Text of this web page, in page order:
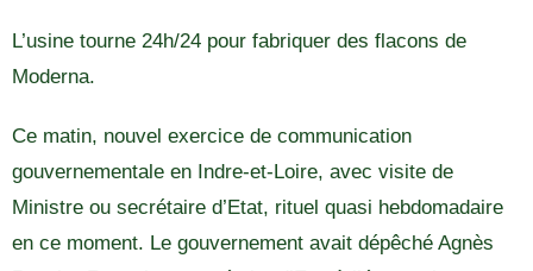
L’usine tourne 24h/24 pour fabriquer des flacons de
Moderna.
Ce matin, nouvel exercice de communication
gouvernementale en Indre-et-Loire, avec visite de
Ministre ou secrétaire d’Etat, rituel quasi hebdomadaire
en ce moment. Le gouvernement avait dépêché Agnès